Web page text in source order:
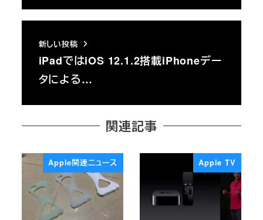
新しい投稿
iPadではiOS 12.1.2搭載iPhoneデー
タによる…
関連記事
Apple関連ニュース Apple TV